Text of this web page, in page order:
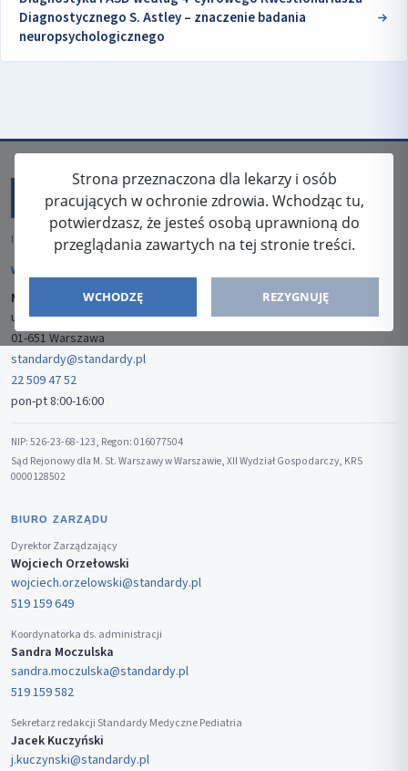
Diagnostycznego S. Astley – znaczenie badania
neuropsychologicznego
Strona przeznaczona dla lekarzy i osób
pracujących w ochronie zdrowia. Wchodząc tu,
potwierdzasz, że jesteś osobą uprawnioną do
przeglądania zawartych na tej stronie treści.
WCHODZĘ REZYGNUJĘ
ISSN: 2080-5438
WYDAWCA
Media-Press Sp. z o.o.
ul. Gwiaździsta 7B/8
01-651 Warszawa
standardy@standardy.pl
22 509 47 52
pon-pt 8:00-16:00
NIP: 526-23-68-123, Regon: 016077504
Sąd Rejonowy dla M. St. Warszawy w Warszawie, XII Wydział Gospodarczy, KRS
0000128502
BIURO ZARZĄDU
Dyrektor Zarządzający
Wojciech Orzełowski
wojciech.orzelowski@standardy.pl
519 159 649
Koordynatorka ds. administracji
Sandra Moczulska
sandra.moczulska@standardy.pl
519 159 582
Sekretarz redakcji Standardy Medyczne Pediatria
Jacek Kuczyński
j.kuczynski@standardy.pl